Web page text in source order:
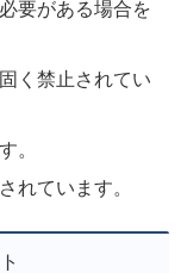
要がある場合を
く禁止されてい
。
れています。